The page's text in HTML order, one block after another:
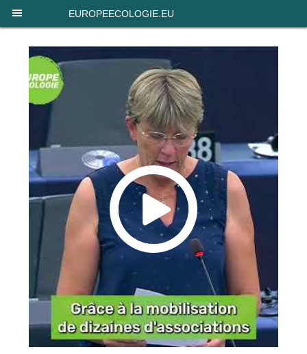
EUROPEECOLOGIE.EU